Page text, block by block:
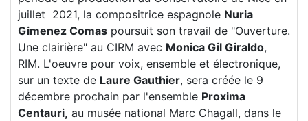
juillet 2021, la compositrice espagnole Nuria
Gimenez Comas poursuit son travail de "Ouverture.
Une clairière" au CIRM avec Monica Gil Giraldo,
RIM. L'oeuvre pour voix, ensemble et électronique,
sur un texte de Laure Gauthier, sera créée le 9
décembre prochain par l'ensemble Proxima
Centauri, au musée national Marc Chagall, dans le